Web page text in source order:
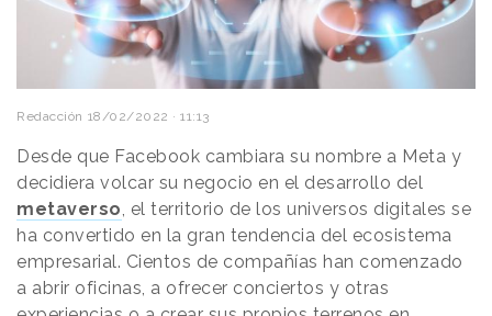
Redacción 18/02/2022 · 11:13
Desde que Facebook cambiara su nombre a Meta y
decidiera volcar su negocio en el desarrollo del
metaverso, el territorio de los universos digitales se
ha convertido en la gran tendencia del ecosistema
empresarial. Cientos de compañías han comenzado
a abrir oficinas, a ofrecer conciertos y otras